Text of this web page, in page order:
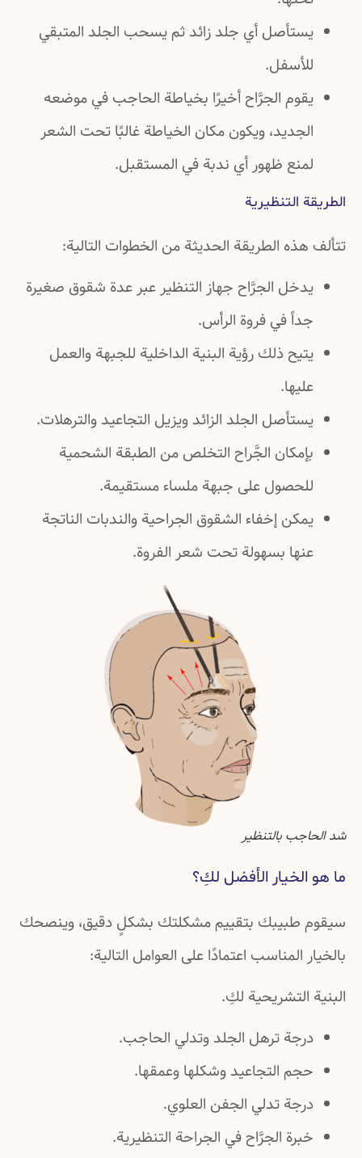
يستأصل أي جلد زائد ثم يسحب الجلد المتبقي
للأسفل.
يقوم الجرَّاح أخيرًا بخياطة الحاجب في موضعه
الجديد، ويكون مكان الخياطة غالبًا تحت الشعر
لمنع ظهور أي ندبة في المستقبل.
الطريقة التنظيرية
تتألف هذه الطريقة الحديثة من الخطوات التالية:
يدخل الجرَّاح جهاز التنظير عبر عدة شقوق صغيرة
جداً في فروة الرأس.
يتيح ذلك رؤية البنية الداخلية للجبهة والعمل
عليها.
يستأصل الجلد الزائد ويزيل التجاعيد والترهلات.
بإمكان الجَّراح التخلص من الطبقة الشحمية
للحصول على جبهة ملساء مستقيمة.
يمكن إخفاء الشقوق الجراحية والندبات الناتجة
عنها بسهولة تحت شعر الفروة.
شد الحاجب بالتنظير
ما هو الخيار الأفضل لكِ؟
سيقوم طبيبك بتقييم مشكلتك بشكلٍ دقيق، وينصحك
بالخيار المناسب اعتمادًا على العوامل التالية:
البنية التشريحية لكِ.
درجة ترهل الجلد وتدلي الحاجب.
حجم التجاعيد وشكلها وعمقها.
درجة تدلي الجفن العلوي.
خبرة الجرَّاح في الجراحة التنظيرية.